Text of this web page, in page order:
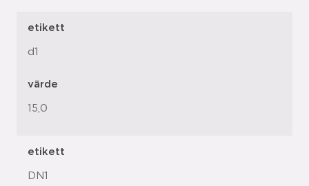
etikett
d1
värde
15,0
etikett
DN1